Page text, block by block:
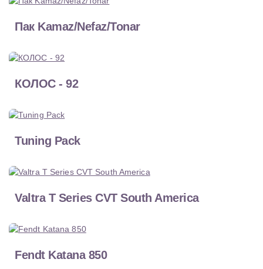
Пак Kamaz/Nefaz/Tonar
КОЛОС - 92
Tuning Pack
Valtra T Series CVT South America
Fendt Katana 850